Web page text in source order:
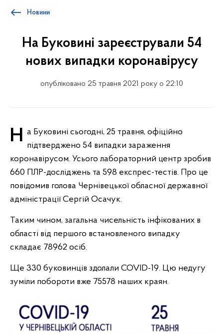
Новини
На Буковині зареєстрували 54
нових випадки коронавірусу
опубліковано 25 травня 2021 року о 22:10
На Буковині сьогодні, 25 травня, офіційно підтверджено 54 випадки зараження
коронавірусом. Усього лабораторний центр зробив
660 ПЛР-досліджень та 598 експрес-тестів. Про це
повідомив голова Чернівецької обласної державної
адміністрації Сергій Осачук.
Таким чином, загальна чисельність інфікованих в
області від першого встановленого випадку
складає 78962 осіб.
Ще 330 буковинців здолали COVID-19. Цю недугу
зуміли побороти вже 75578 наших краян.